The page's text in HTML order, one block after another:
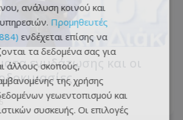
ενυδάτωσης και οι
ανάλυση κοινού και
Προμηθευτές
ενδέχεται επίσης να
τα δεδομένα σας για
άλλους σκοπούς,
της χρήσης
γεωεντοπισμού και
συσκευής. Οι επιλογές